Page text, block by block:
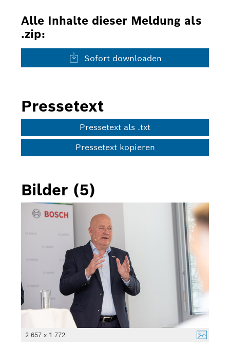
Alle Inhalte dieser Meldung als
.zip:
Sofort downloaden
Pressetext
Pressetext als .txt
Pressetext kopieren
Bilder (5)
2 657 x 1 772